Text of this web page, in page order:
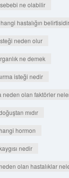
sebebi ne olabilir
hastalığın belirtisidir
neden olur
ne demek
isteği nedir
neden olan faktörler
mıdır
hormon
nedir
olan hastalıklar